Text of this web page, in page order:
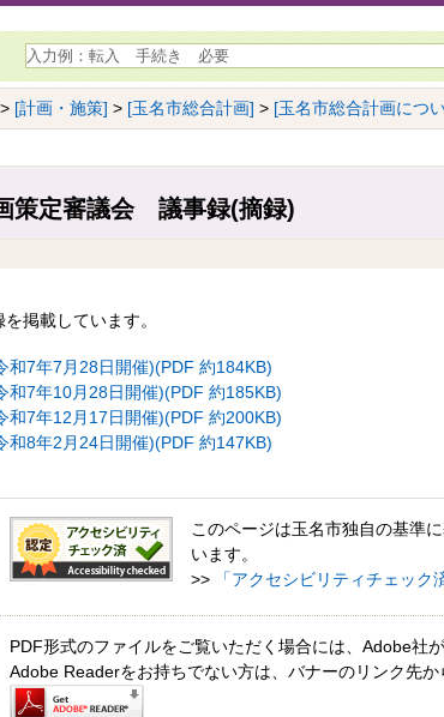
> [計画・施策] > [玉名市総合計画] > [玉名市総合計画につ
策定審議会 議事録(摘録)
掲載しています。
和7年7月28日開催)(PDF 約184KB)
和7年10月28日開催)(PDF 約185KB)
和7年12月17日開催)(PDF 約200KB)
和8年2月24日開催)(PDF 約147KB)
このページは玉名市独自の基準
います。
>>
「アクセシビリティチェック
PDF形式のファイルをご覧いただく場合には、Adobe社
Adobe Readerをお持ちでない方は、バナーのリンク先か